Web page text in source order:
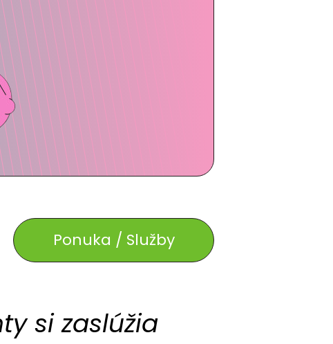
Ponuka / Služby
si zaslúžia